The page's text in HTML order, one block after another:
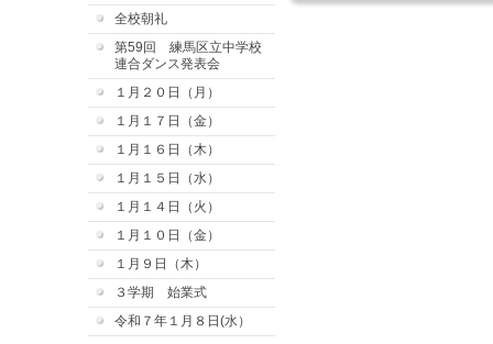
全校朝礼
第59回 練馬区立中学校
連合ダンス発表会
１月２０日（月）
１月１７日（金）
１月１６日（木）
１月１５日（水）
１月１４日（火）
１月１０日（金）
１月９日（木）
３学期 始業式
令和７年１月８日(水）